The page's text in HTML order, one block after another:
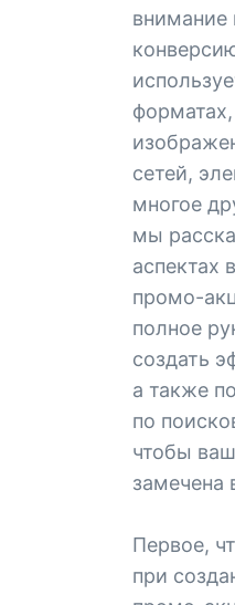
внимание
сетей,
многое
мы
аспектах
промо-
полное
создать
а также
по
чтобы
замечена
Первое,
при